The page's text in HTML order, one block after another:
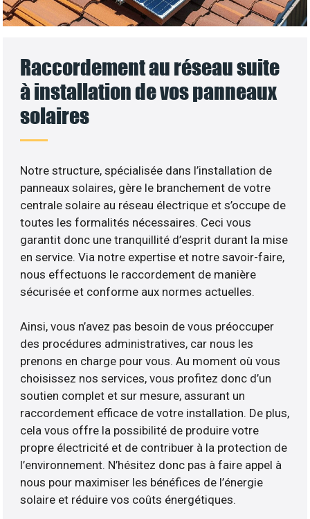
Raccordement au réseau suite
à installation de vos panneaux
solaires
Notre structure, spécialisée dans l’installation de
panneaux solaires, gère le branchement de votre
centrale solaire au réseau électrique et s’occupe de
toutes les formalités nécessaires. Ceci vous
garantit donc une tranquillité d’esprit durant la mise
en service. Via notre expertise et notre savoir-faire,
nous effectuons le raccordement de manière
sécurisée et conforme aux normes actuelles.
Ainsi, vous n’avez pas besoin de vous préoccuper
des procédures administratives, car nous les
prenons en charge pour vous. Au moment où vous
choisissez nos services, vous profitez donc d’un
soutien complet et sur mesure, assurant un
raccordement efficace de votre installation. De plus,
cela vous offre la possibilité de produire votre
propre électricité et de contribuer à la protection de
l’environnement. N’hésitez donc pas à faire appel à
nous pour maximiser les bénéfices de l’énergie
solaire et réduire vos coûts énergétiques.